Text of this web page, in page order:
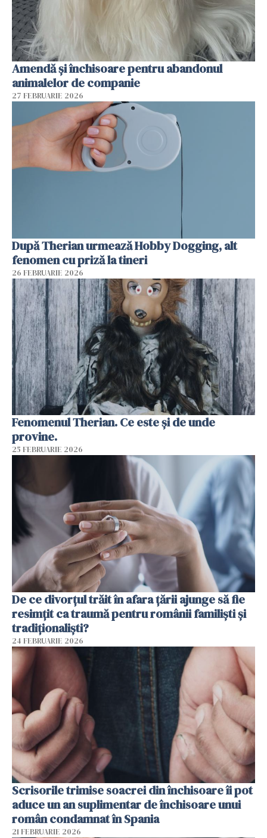
Amendă și închisoare pentru abandonul
animalelor de companie
27 FEBRUARIE 2026
După Therian urmează Hobby Dogging, alt
fenomen cu priză la tineri
26 FEBRUARIE 2026
Fenomenul Therian. Ce este și de unde
provine.
25 FEBRUARIE 2026
De ce divorțul trăit în afara țării ajunge să fie
resimțit ca traumă pentru românii familiști și
tradiționaliști?
24 FEBRUARIE 2026
Scrisorile trimise soacrei din închisoare îi pot
aduce un an suplimentar de închisoare unui
român condamnat în Spania
21 FEBRUARIE 2026